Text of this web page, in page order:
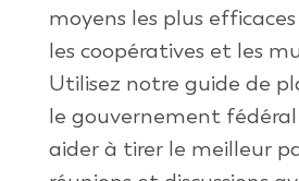
moyens les plus
les coopératives et les
Utilisez notre guide de
le gouvernement
aider à tirer le meilleur